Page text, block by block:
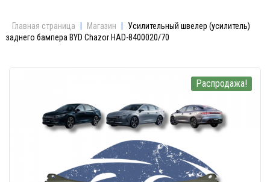
Главная страница Магазин
Усилительный швелер (усилитель)
заднего бампера BYD Chazor HAD-8400020/70
Распродажа!